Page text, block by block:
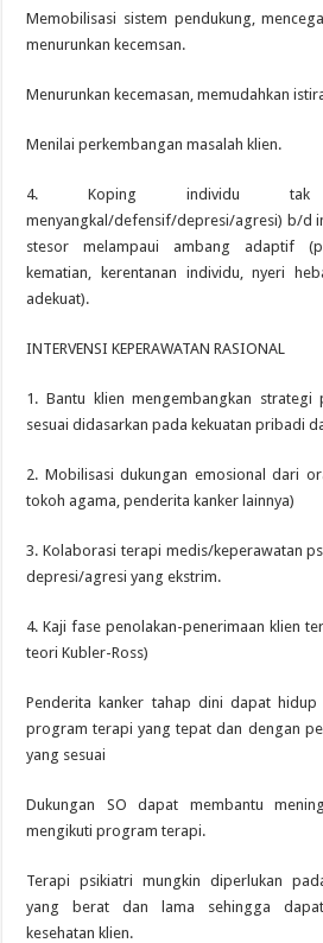
Memobilisasi sistem pendukung,
menurunkan kecemsan.
Menurunkan kecemasan, memudahkan
Menilai perkembangan masalah klien.
4. Koping individu tak
menyangkal/defensif/depresi/agresi) b/d
stesor melampaui ambang adaptif
kematian, kerentanan individu, nyeri
adekuat).
INTERVENSI KEPERAWATAN RASIONAL
1. Bantu klien mengembangkan strategi
sesuai didasarkan pada kekuatan pribadi
2. Mobilisasi dukungan emosional dari
tokoh agama, penderita kanker lainnya)
3. Kolaborasi terapi medis/keperawatan
depresi/agresi yang ekstrim.
4. Kaji fase penolakan-penerimaan klien
teori Kubler-Ross)
Penderita kanker tahap dini dapat hidup
program terapi yang tepat dan dengan
yang sesuai
Dukungan SO dapat membantu
mengikuti program terapi.
Terapi psikiatri mungkin diperlukan
yang berat dan lama sehingga
kesehatan klien.